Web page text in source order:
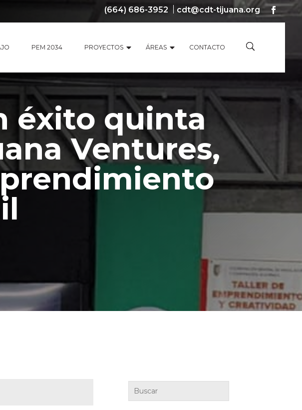
(664) 686-3952 cdt@cdt-tijuana.org
PEM 2034 PROYECTOS ÁREAS CONTACTO
éxito quinta
Ventures,